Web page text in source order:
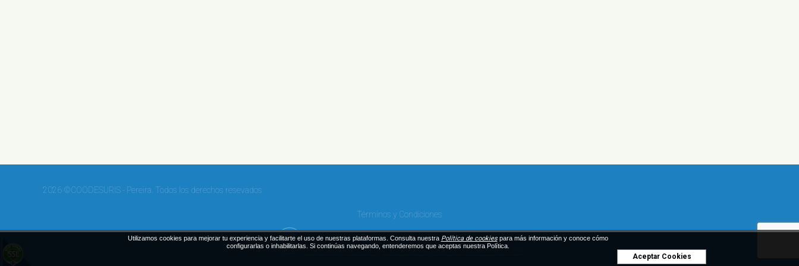
2026 ©COODESURIS - Pereira. Todos los derechos resevados
Términos y Condiciones
Diseñado por Exus™| Diseño de Páginas Web Administrables
Utilizamos cookies para mejorar tu experiencia y facilitarte el uso de nuestras plataformas. Consulta nuestra Política de cookiespara más información y conoce cómo
configurarlas o inhabilitarlas. Si continúas navegando, entenderemos que aceptas nuestra Política.
Aceptar Cookies